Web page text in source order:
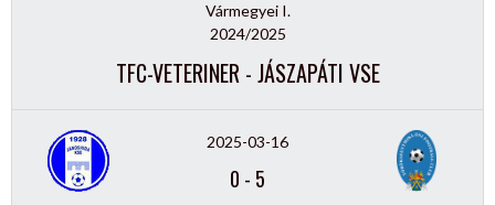
Vármegyei I.
2024/2025
TFC-VETERINER - JÁSZAPÁTI VSE
2025-03-16
0 - 5